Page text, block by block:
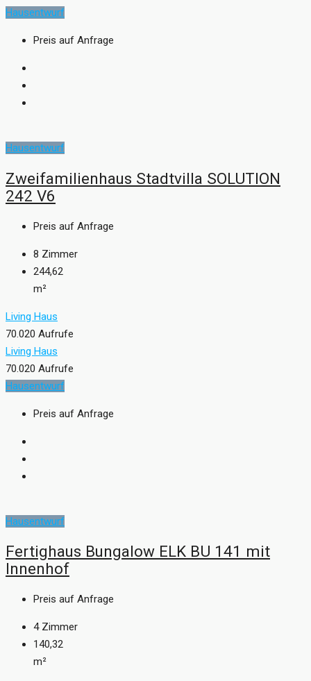
Hausentwurf
Preis auf Anfrage
Hausentwurf
Zweifamilienhaus Stadtvilla SOLUTION
242 V6
Preis auf Anfrage
8 Zimmer
244,62
m²
Living Haus
70.020 Aufrufe
Living Haus
70.020 Aufrufe
Hausentwurf
Preis auf Anfrage
Hausentwurf
Fertighaus Bungalow ELK BU 141 mit
Innenhof
Preis auf Anfrage
4 Zimmer
140,32
m²